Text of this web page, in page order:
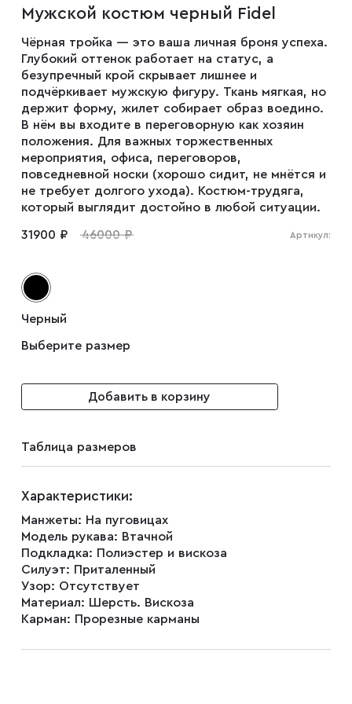
Мужские туфли
Дублёнки
Жилеты
Куртки
Рубашки
Брюки
Парки
Пуховики
Пиджаки
Джемперы
Водолазки
Мужской костюм черный Fidel
Чёрная тройка — это ваша личная броня успеха.
Глубокий оттенок работает на статус, а
безупречный крой скрывает лишнее и
подчёркивает мужскую фигуру. Ткань мягкая, но
держит форму, жилет собирает образ воедино.
В нём вы входите в переговорную как хозяин
положения. Для важных торжественных
мероприятия, офиса, переговоров,
повседневной носки (хорошо сидит, не мнётся и
не требует долгого ухода). Костюм-трудяга,
который выглядит достойно в любой ситуации.
31900 ₽ 46000 ₽ Артикул:
Черный
Выберите размер
Добавить в корзину
Таблица размеров
Характеристики:
Манжеты: На пуговицах
Модель рукава: Втачной
Подкладка: Полиэстер и вискоза
Силуэт: Приталенный
Узор: Отсутствует
Материал: Шерсть. Вискоза
Карман: Прорезные карманы